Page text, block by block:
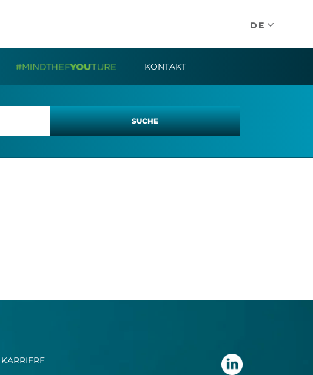
DE
KONTAKT
SUCHE
KARRIERE